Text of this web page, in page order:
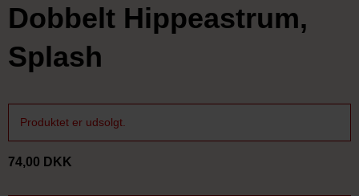
Dobbelt Hippeastrum,
Splash
Produktet er udsolgt.
74,00 DKK